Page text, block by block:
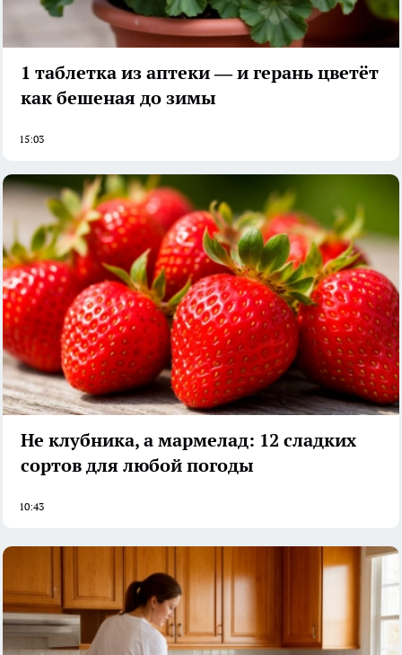
1 таблетка из аптеки — и герань цветёт
как бешеная до зимы
15:03
Не клубника, а мармелад: 12 сладких
сортов для любой погоды
10:43